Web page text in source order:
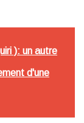
): un autre
d'une